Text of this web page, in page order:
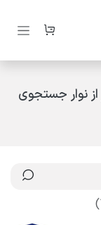
از نوار جستجوی